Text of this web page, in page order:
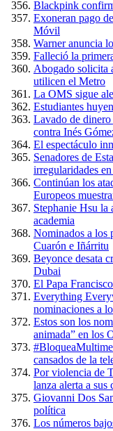
Blackpink
Exoneran pago
Móvil
Warner anuncia
Falleció la
Abogado solicita
utilicen el Metro
La OMS sigue
Estudiantes
Lavado de
contra Inés
El espectáculo
Senadores de
irregularidades
Continúan los
Europeos
Stephanie Hsu la
academia
Nominados a los
Cuarón e Iñárritu
Beyonce desata
Dubai
El Papa
Everything
nominaciones a
Estos son los
animada” en los
cansados de la
Por violencia de
lanza alerta a sus
Giovanni Dos
política
Los números